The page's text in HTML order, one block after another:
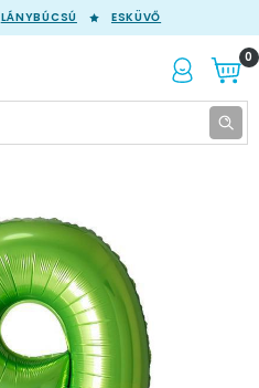
LÁNYBÚCSÚ ESKÜVŐ
0